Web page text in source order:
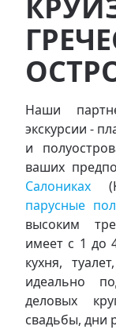
Наши
экскурсии -
и
ваших
Салониках
парусные
высоким
имеет с 1 до
кухня,
идеально
деловых
свадьбы, дни